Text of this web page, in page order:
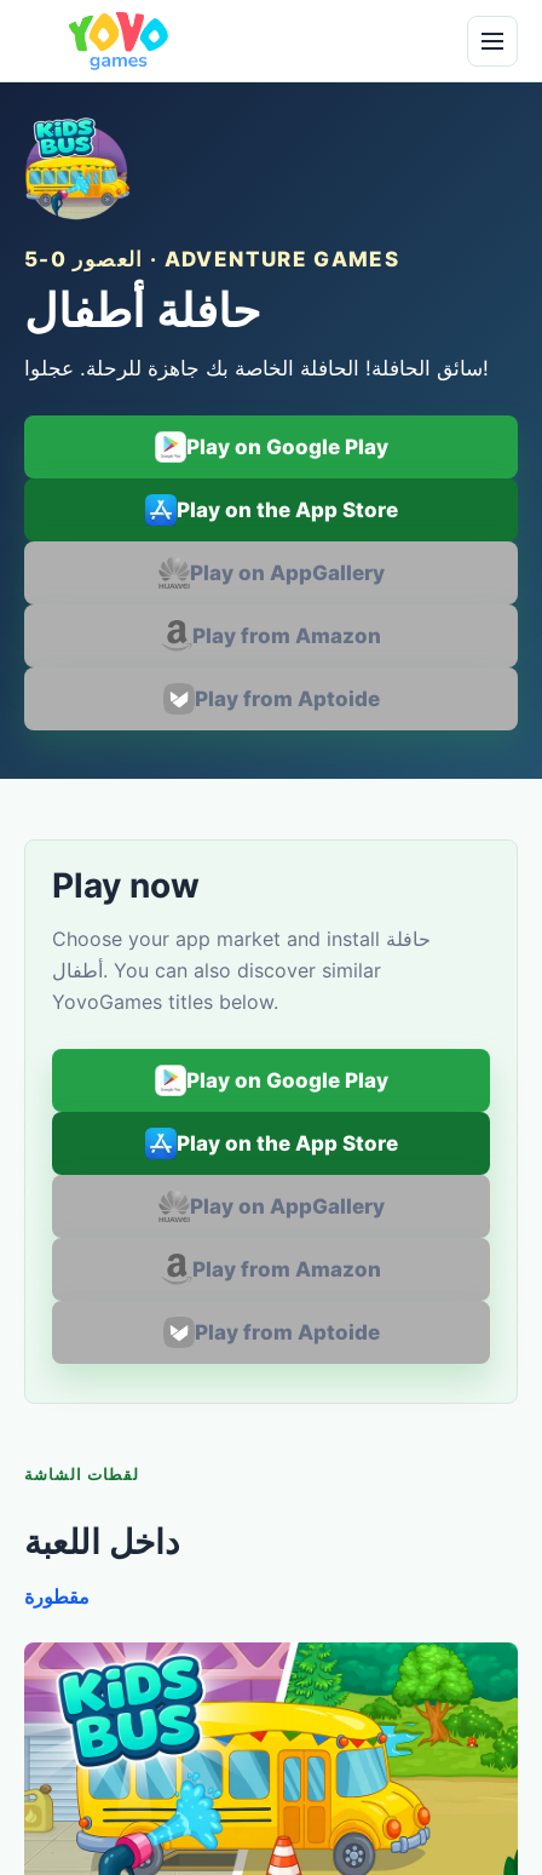
العصور 0-5 · ADVENTURE GAMES
حافلة أطفال
سائق الحافلة! الحافلة الخاصة بك جاهزة للرحلة. عجلوا!
Play on Google Play
Play on the App Store
Play on AppGallery
Play from Amazon
Play from Aptoide
Play now
Choose your app market and install حافلة
أطفال. You can also discover similar
YovoGames titles below.
Play on Google Play
Play on the App Store
Play on AppGallery
Play from Amazon
Play from Aptoide
لقطات الشاشة
داخل اللعبة
مقطورة